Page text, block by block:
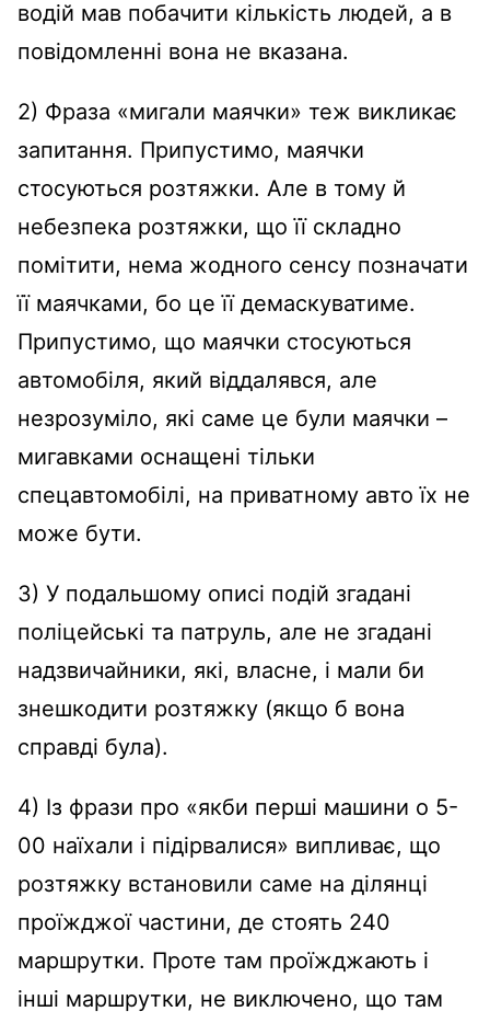
водій мав побачити кількість людей, а в
повідомленні вона не вказана.
2) Фраза «мигали маячки» теж викликає
запитання. Припустимо, маячки
стосуються розтяжки. Але в тому й
небезпека розтяжки, що її складно
помітити, нема жодного сенсу позначати
її маячками, бо це її демаскуватиме.
Припустимо, що маячки стосуються
автомобіля, який віддалявся, але
незрозуміло, які саме це були маячки –
мигавками оснащені тільки
спецавтомобілі, на приватному авто їх не
може бути.
3) У подальшому описі подій згадані
поліцейські та патруль, але не згадані
надзвичайники, які, власне, і мали би
знешкодити розтяжку (якщо б вона
справді була).
4) Із фрази про «якби перші машини о 5-
00 наїхали і підірвалися» випливає, що
розтяжку встановили саме на ділянці
проїжджої частини, де стоять 240
маршрутки. Проте там проїжджають і
інші маршрутки, не виключено, що там